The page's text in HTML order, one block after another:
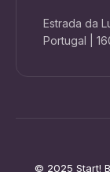
Estrada da
Portugal |
© 2025 Start!